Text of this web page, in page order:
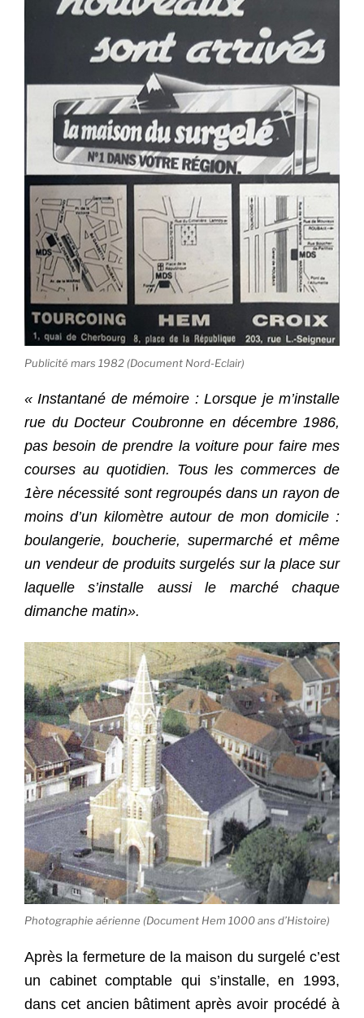
Publicité mars 1982 (Document Nord-Eclair)
« Instantané de mémoire : Lorsque je m’installe
rue du Docteur Coubronne en décembre 1986,
pas besoin de prendre la voiture pour faire mes
courses au quotidien. Tous les commerces de
1ère nécessité sont regroupés dans un rayon de
moins d’un kilomètre autour de mon domicile :
boulangerie, boucherie, supermarché et même
un vendeur de produits surgelés sur la place sur
laquelle s’installe aussi le marché chaque
dimanche matin».
Photographie aérienne (Document Hem 1000 ans d’Histoire)
Après la fermeture de la maison du surgelé c’est
un cabinet comptable qui s’installe, en 1993,
dans cet ancien bâtiment après avoir procédé à